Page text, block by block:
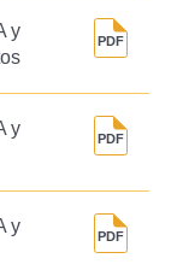
y
y
y